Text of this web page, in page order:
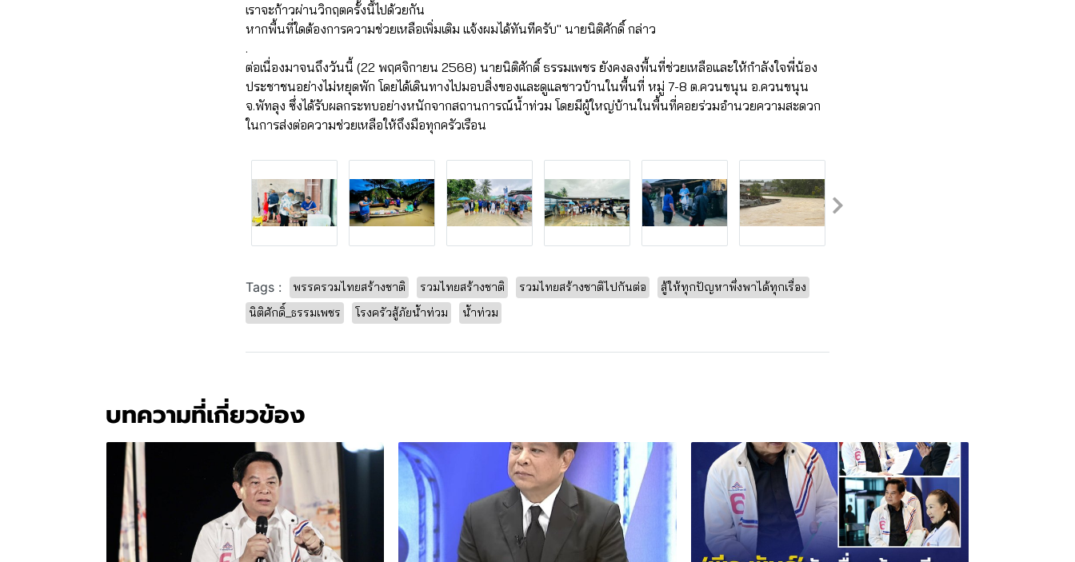
เราจะก้าวผ่านวิกฤตครั้งนี้ไปด้วยกัน
หากพื้นที่ใดต้องการความช่วยเหลือเพิ่มเติม แจ้งผมได้ทันทีครับ" นายนิติศักดิ์ กล่าว
.
ต่อเนื่องมาจนถึงวันนี้ (22 พฤศจิกายน 2568) นายนิติศักดิ์ ธรรมเพชร ยังคงลงพื้นที่ช่วยเหลือและให้กำลังใจพี่น้อง
ประชาชนอย่างไม่หยุดพัก โดยได้เดินทางไปมอบสิ่งของและดูแลชาวบ้านในพื้นที่ หมู่ 7-8 ต.ควนขนุน อ.ควนขนุน
จ.พัทลุง ซึ่งได้รับผลกระทบอย่างหนักจากสถานการณ์น้ำท่วม โดยมีผู้ใหญ่บ้านในพื้นที่คอยร่วมอำนวยความสะดวก
ในการส่งต่อความช่วยเหลือให้ถึงมือทุกครัวเรือน
Tags : พรรครวมไทยสร้างชาติ รวมไทยสร้างชาติ รวมไทยสร้างชาติไปกันต่อ
สู้ให้ทุกปัญหาพึ่งพาได้ทุกเรื่อง
นิติศักดิ์_ธรรมเพชร
โรงครัวสู้ภัยน้ำท่วม น้ำท่วม
บทความที่เกี่ยวข้อง